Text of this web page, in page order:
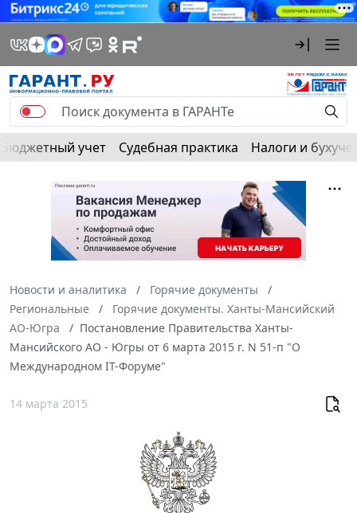
Бюджетный учет Судебная практика Налоги и
Новости и аналитика
Горячие документы
Региональные
Горячие документы. Ханты-Мансийский
АО-Югра
Постановление Правительства Ханты-
Мансийского АО - Югры от 6 марта 2015 г. N 51-п "О
Международном IT-Форуме"
14 марта 2015